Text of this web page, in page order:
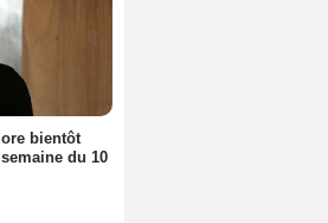
bientôt
du 10